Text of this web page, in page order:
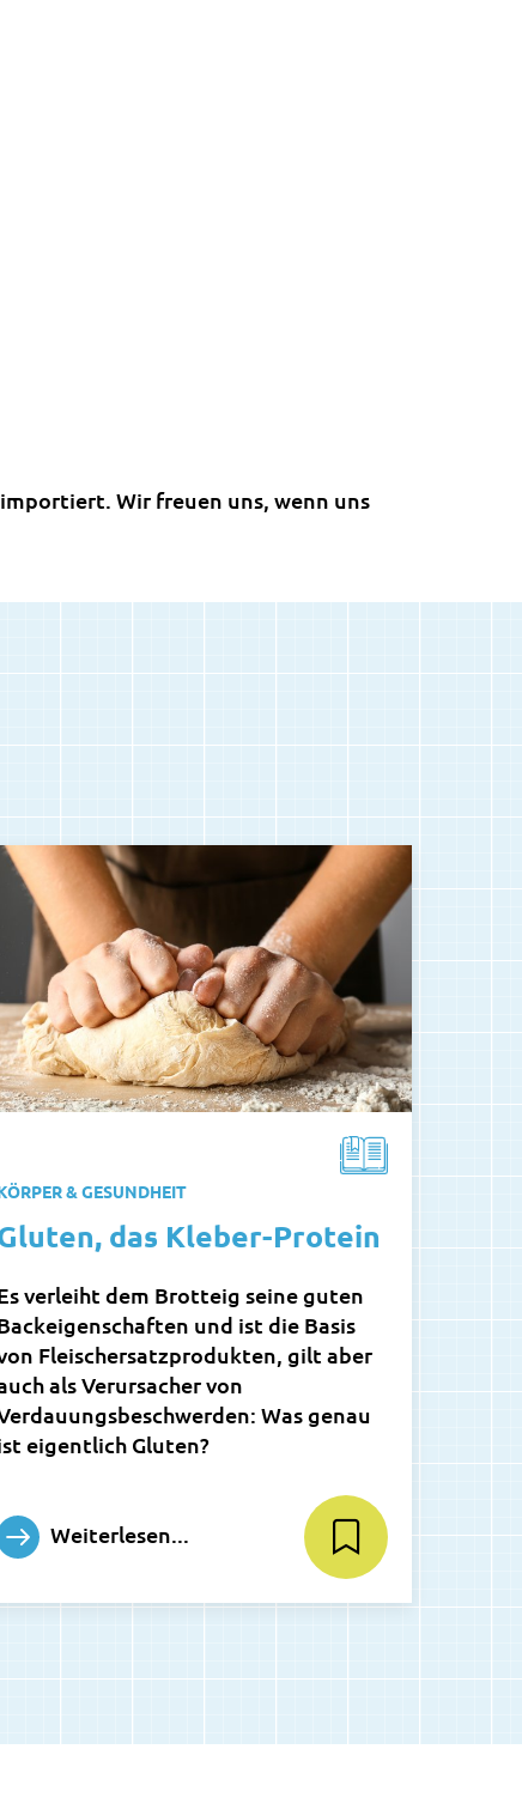
Wir freuen uns, wenn uns
& GESUNDHEIT
das Kleber-Protein
verleiht dem Brotteig seine guten
und ist die Basis
Fleischersatzprodukten, gilt aber
als Verursacher von
Was genau
eigentlich Gluten?
Weiterlesen...